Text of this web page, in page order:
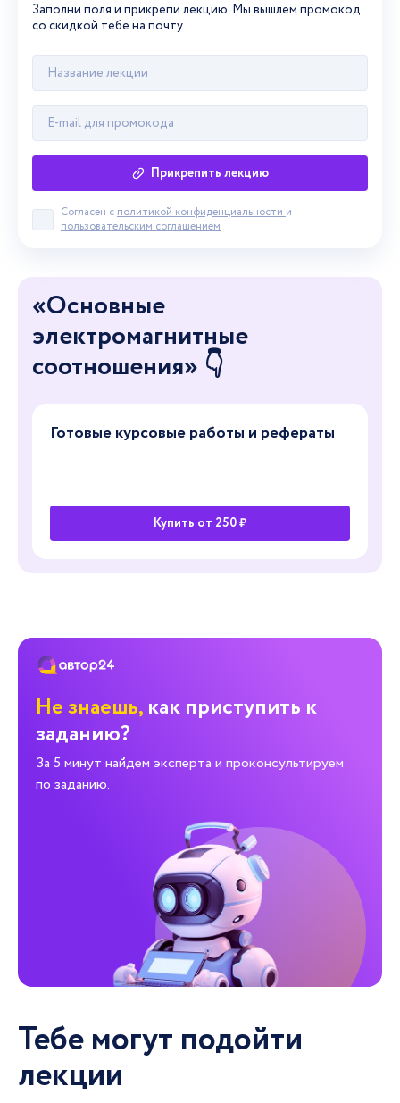
Заполни поля и прикрепи лекцию. Мы вышлем промокод
со скидкой тебе на почту
Прикрепить лекцию
Принять пользовательское соглашение
Согласен с политикой конфиденциальности и
пользовательским соглашением
«Основные
электромагнитные
соотношения» 👇
Готовые курсовые работы и рефераты
Купить от 250 ₽
Не знаешь, как приступить к
заданию?
За 5 минут найдем эксперта и проконсультируем
по заданию.
Тебе могут подойти
лекции